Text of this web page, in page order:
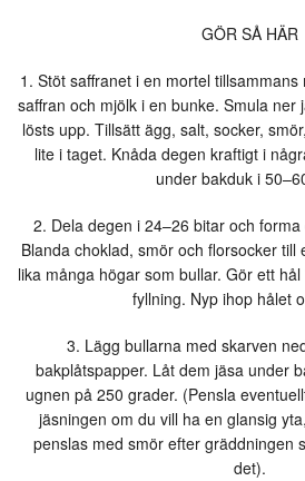
GÖR SÅ HÄR
1. Stöt saffranet i en mortel
saffran och mjölk i en bunke. Smula ner
lösts upp. Tillsätt ägg, salt, socker,
lite i taget. Knåda degen kraftigt i
under bakduk i
2. Dela degen i 24–26 bitar och
Blanda choklad, smör och florsocker till
lika många högar som bullar. Gör ett
fyllning. Nyp ihop hålet
3. Lägg bullarna med skarven
bakplåtspapper. Låt dem jäsa under
ugnen på 250 grader. (Pensla
jäsningen om du vill ha en glansig
penslas med smör efter gräddningen
det).